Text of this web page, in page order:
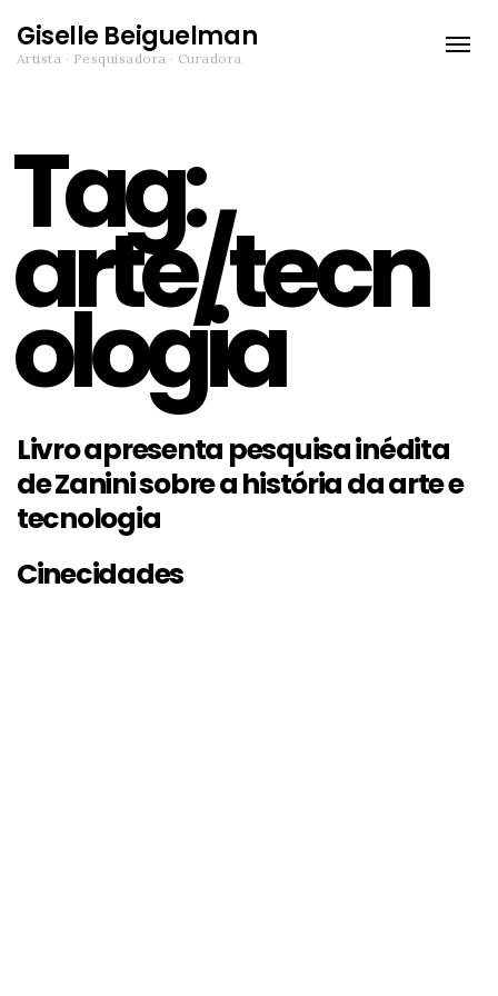
Giselle Beiguelman
Artista · Pesquisadora · Curadora
Toggle
Tag:
arte/tecn
ologia
Livro apresenta pesquisa inédita
de Zanini sobre a história da arte e
tecnologia
Cinecidades